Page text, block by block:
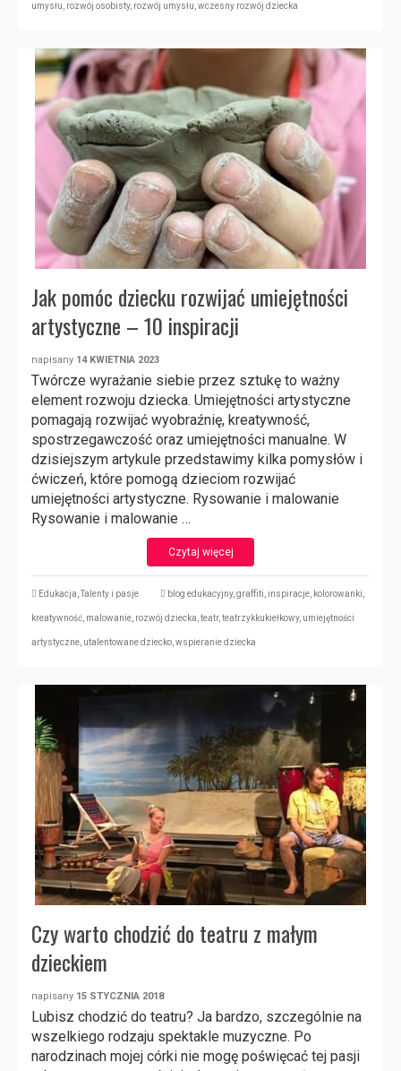
umysłu rozwój osobisty, rozwój umysłu wczesny rozwój dziecka
Jak pomóc dziecku rozwijać umiejętności
artystyczne – 10 inspiracji
napisany 14 KWIETNIA 2023
Twórcze wyrażanie siebie przez sztukę to ważny
element rozwoju dziecka. Umiejętności artystyczne
pomagają rozwijać wyobraźnię, kreatywność,
spostrzegawczość oraz umiejętności manualne. W
dzisiejszym artykule przedstawimy kilka pomysłów i
ćwiczeń, które pomogą dzieciom rozwijać
umiejętności artystyczne. Rysowanie i malowanie
Rysowanie i malowanie …
Czytaj więcej
Edukacja ,Talenty i pasje blog edukacyjny, graffiti inspiracje kolorowanki
kreatywność malowanie rozwój dziecka teatr, teatrzykkukiełkowy, umiejętności
artystyczne utalentowane dziecko wspieranie dziecka
Czy warto chodzić do teatru z małym
dzieckiem
napisany 15 STYCZNIA 2018
Lubisz chodzić do teatru? Ja bardzo, szczególnie na
wszelkiego rodzaju spektakle muzyczne. Po
narodzinach mojej córki nie mogę poświęcać tej pasji